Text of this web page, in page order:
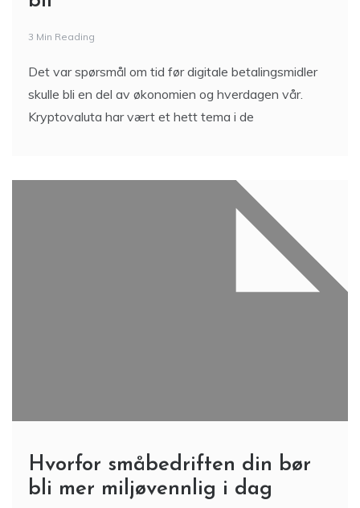
3 Min Reading
Det var spørsmål om tid før digitale betalingsmidler
skulle bli en del av økonomien og hverdagen vår.
Kryptovaluta har vært et hett tema i de
Hvorfor småbedriften din bør
bli mer miljøvennlig i dag